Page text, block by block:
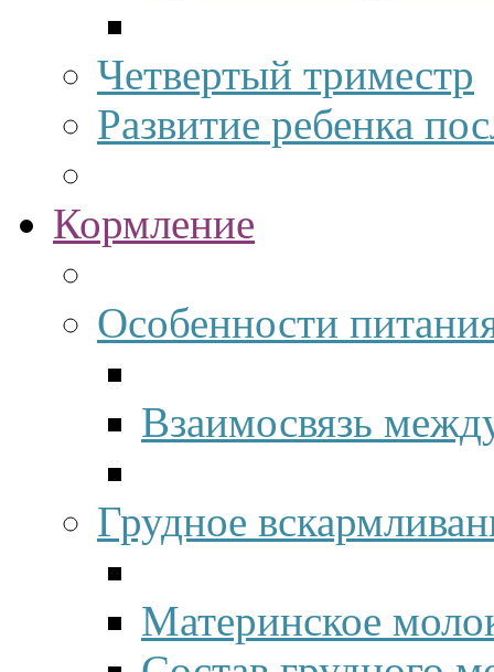
Четвертый триместр
Развитие ребенка
Кормление
Особенности
Взаимосвязь
Грудное
Материнское